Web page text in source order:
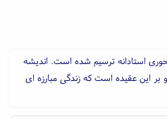
استادانه ترسیم شده است. اندیشه
بر این عقیده است که زندگی مبارزه ای